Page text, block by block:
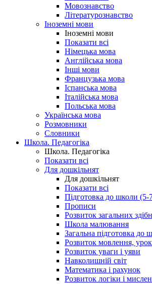
Мовознавство
Літературознавство
Іноземні мови
Іноземні мови
Показати всі
Німецька мова
Англійська мова
Інші мови
Французька мова
Іспанська мова
Італійська мова
Польська мова
Українська мова
Розмовники
Словники
Школа. Педагогіка
Школа. Педагогіка
Показати всі
Для дошкільнят
Для дошкільнят
Показати всі
Підготовка до школи (5-
Прописи
Розвиток загальних
Школа малювання
Загальна підготовка до
Розвиток мовлення,
Розвиток уваги і уяви
Навколишній світ
Математика і рахунок
Розвиток логіки і